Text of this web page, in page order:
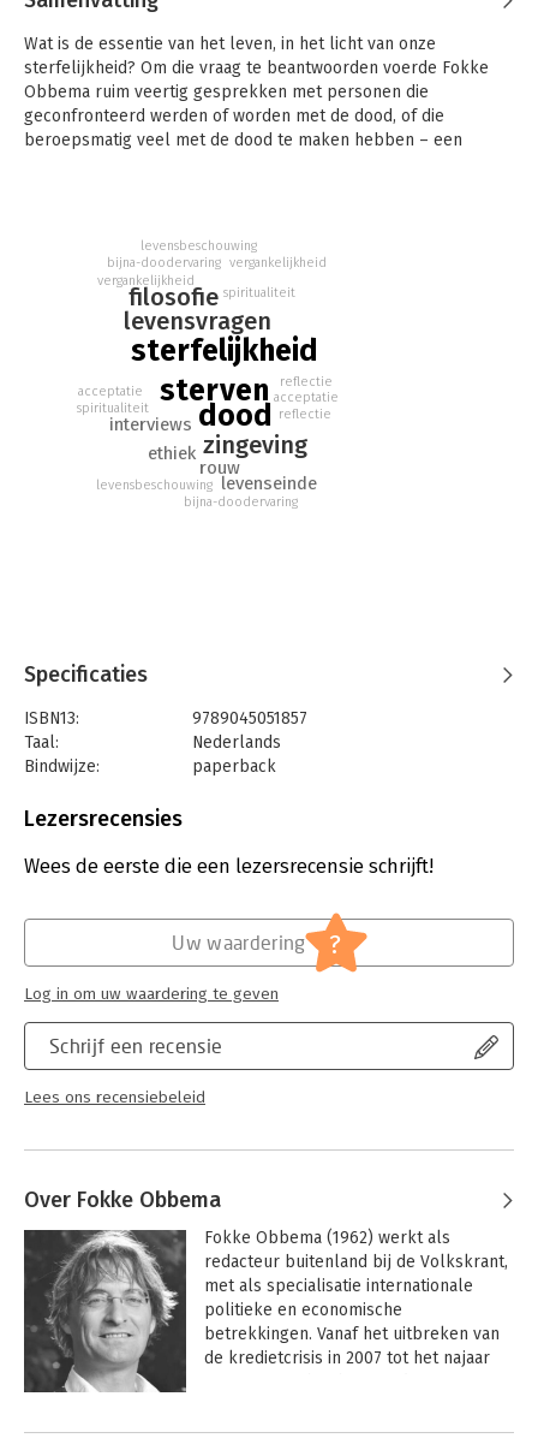
Wat is de essentie van het leven, in het licht van onze
sterfelijkheid? Om die vraag te beantwoorden voerde Fokke
Obbema ruim veertig gesprekken met personen die
geconfronteerd werden of worden met de dood, of die
beroepsmatig veel met de dood te maken hebben – een
psychologe die de wacht is aangezegd, kortom: stervelingen.
De gesprekken gaan over wat het betekent om mens te zijn:
over lijden en leven, over vechten en veerkracht, over angst
en aanvaarding, over opgedane inzichten en levenswijsheden.
Na zijn bestsellers 'De zin van het leven' en 'Een zinvol leven'
is Fokke Obbema nu terug met een rijk boek vol
levenswijsheid dat het leven beschouwt door over de dood te
spreken.
sterfelijkheid
sterven
dood
levensvragen
zingeving
filosofie
rouw
levenseinde
interviews
ethiek
bijna-doodervaring
spiritualiteit
levensbeschouwing
vergankelijkheid
reflectie
acceptatie
bijna-doodervaring
spiritualiteit
levensbeschouwing
vergankelijkheid
reflectie
acceptatie
Specificaties
ISBN13:
9789045051857
Taal:
Nederlands
Bindwijze:
paperback
Uitgever:
Verschijningsdatum:
12-3-2025
Lezersrecensies
Wees de eerste die een lezersrecensie schrijft!
Schrijf een recensie
Lees ons recensiebeleid
Uw waardering ?
Log in om uw waardering te geven
Over Fokke Obbema
Fokke Obbema (1962) werkt als
redacteur buitenland bij de Volkskrant,
met als specialisatie internationale
politieke en economische
betrekkingen. Vanaf het uitbreken van
de kredietcrisis in 2007 tot het najaar
commentator van de krant. In die
Andere boeken door Fokke Obbema